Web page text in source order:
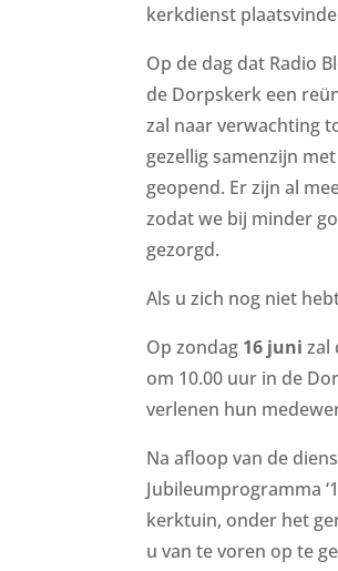
kerkdienst
Op de dag dat Radio
de Dorpskerk een
zal naar verwachting
gezellig samenzijn
geopend. Er zijn al
zodat we bij minder
gezorgd.
Als u zich nog niet
Op zondag 16 juni zal
om 10.00 uur in de
verlenen hun
Na afloop van de
Jubileumprogramma
kerktuin, onder het
u van te voren op te